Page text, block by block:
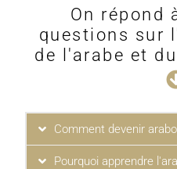
On répond
questions sur
de l'arabe et
Comment devenir
Pourquoi apprendre